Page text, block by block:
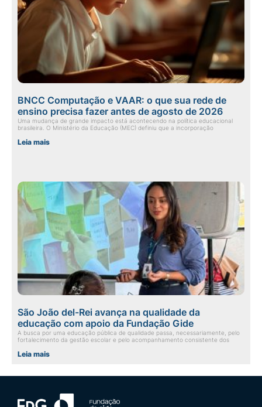
BNCC Computação e VAAR: o que sua rede de
ensino precisa fazer antes de agosto de 2026
Uma mudança de grande impacto está acontecendo na política educacional
brasileira. O Ministério da Educação (MEC) definiu que a incorporação
Leia mais
São João del-Rei avança na qualidade da
educação com apoio da Fundação Gide
A busca por uma educação pública de qualidade passa, necessariamente, pelo
fortalecimento da gestão escolar e pelo acompanhamento consistente dos
Leia mais